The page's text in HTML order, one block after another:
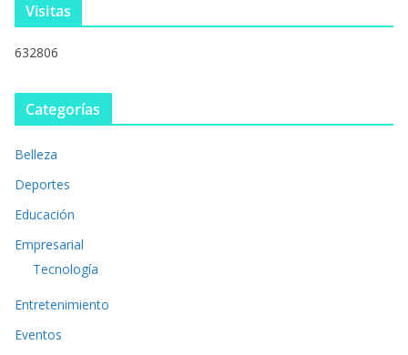
Visitas
632806
Categorías
Belleza
Deportes
Educación
Empresarial
Tecnología
Entretenimiento
Eventos